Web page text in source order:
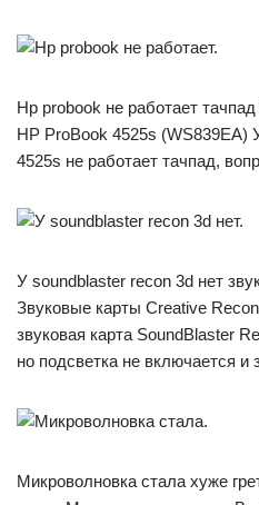
Hp probook не работает
HP ProBook 4525s (WS839EA)
4525s не работает тачпад,
У soundblaster recon 3d нет
Звуковые карты Creative
звуковая карта SoundBlaster
но подсветка не включается и
Микроволновка стала хуже